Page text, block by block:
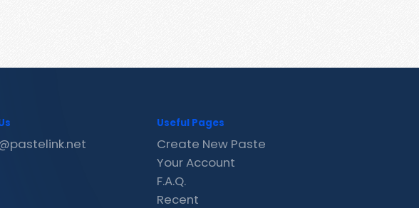
Useful Pages
Create New Paste
Your Account
F.A.Q.
Recent